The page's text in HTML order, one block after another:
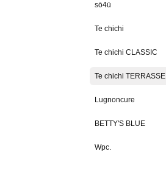
sō4ū
Te chichi
Te chichi CLASSIC
Te chichi TERRASSE
Lugnoncure
BETTY'S BLUE
Wpc.